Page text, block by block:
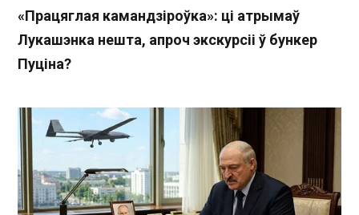
«Працяглая камандзіроўка»: ці атрымаў
Лукашэнка нешта, апроч экскурсіі ў бункер
Пуціна?